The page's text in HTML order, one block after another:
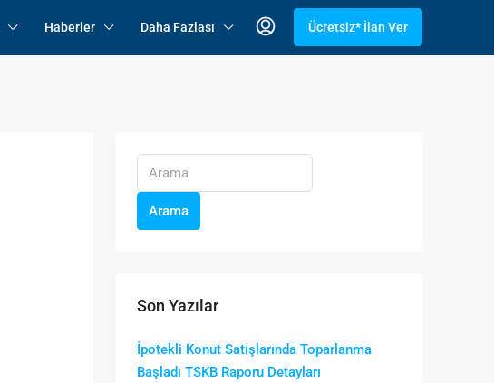
Haberler Daha Fazlası Ücretsiz* İlan Ver
Arama
Son Yazılar
İpotekli Konut Satışlarında Toparlanma
Başladı TSKB Raporu Detayları